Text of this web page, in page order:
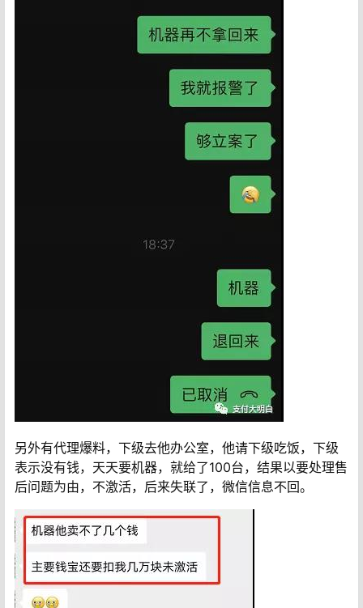
另外有代理爆料，下级去他办公室，他请下级吃饭，下级
表示没有钱，天天要机器，就给了100台，结果以要处理售
后问题为由，不激活，后来失联了，微信信息不回。